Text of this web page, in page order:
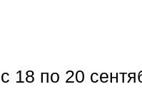
18 по 20